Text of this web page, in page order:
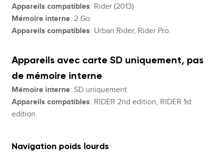
Appareils compatibles: Rider (2013)
Mémoire interne: 2 Go
Appareils compatibles: Urban Rider, Rider Pro.
Appareils avec carte SD uniquement, pas
de mémoire interne
Mémoire interne: SD uniquement
Appareils compatibles: RIDER 2nd edition, RIDER 1st
edition.
Navigation poids lourds